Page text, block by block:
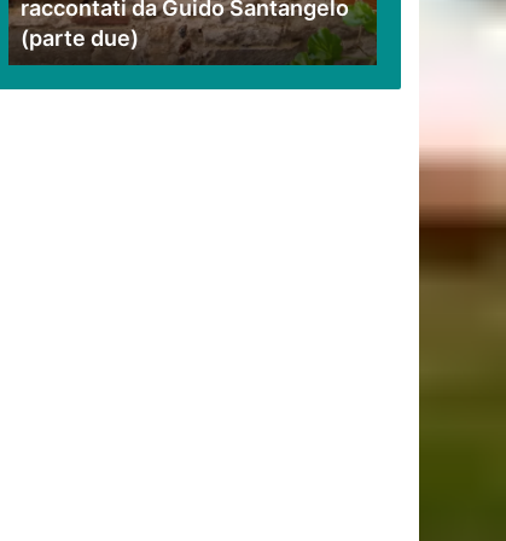
Santangelo
(parte
due)
raccontati da Guido Santangelo
(parte due)